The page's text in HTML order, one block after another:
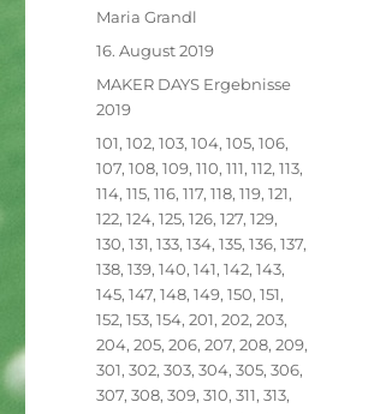
Autor
Maria Grandl
Veröffentlicht
16. August 2019
Kategorien
MAKER DAYS Ergebnisse
2019
Schlagwörter
101,102,103,104,105,106,
107,108,109,110,111,112,113,
114,115,116,117,118,119,121,
122,124,125,126,127,129,
130,131,133,134,135,136,137,
138,139,140,141,142,143,
145,147,148,149,150,151,
152,153,154,201,202,203,
204,205,206,207,208,209,
301,302,303,304,305,306,
307,308,309,310,311,313,